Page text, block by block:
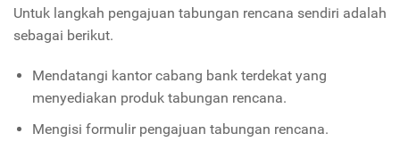
Untuk langkah pengajuan tabungan rencana sendiri adalah
sebagai berikut.
Mendatangi kantor cabang bank terdekat yang
menyediakan produk tabungan rencana.
Mengisi formulir pengajuan tabungan rencana.